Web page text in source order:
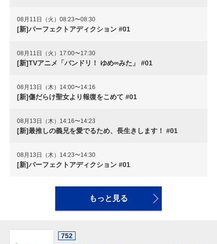
08月11日（火）08:23〜08:30
[新]パーフェクトアディクション #01
08月11日（火）17:00〜17:30
[新]TVアニメ「バンドリ！ ゆめ∞みた」 #01
08月13日（木）14:00〜14:16
[新]傷だらけ聖女より報復をこめて #01
08月13日（木）14:16〜14:23
[新]最推しの義兄を愛でるため、長生きします！ #01
08月13日（木）14:23〜14:30
[新]パーフェクトアディクション #01
もっと見る
752